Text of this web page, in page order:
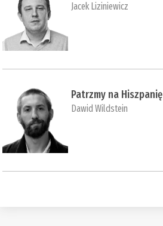
Jacek Liziniewicz
Patrzmy na Hiszpanię
Dawid Wildstein